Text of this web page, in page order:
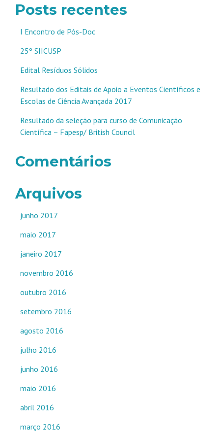
Posts recentes
I Encontro de Pós-Doc
25º SIICUSP
Edital Resíduos Sólidos
Resultado dos Editais de Apoio a Eventos Científicos e
Escolas de Ciência Avançada 2017
Resultado da seleção para curso de Comunicação
Científica – Fapesp/ British Council
Comentários
Arquivos
junho 2017
maio 2017
janeiro 2017
novembro 2016
outubro 2016
setembro 2016
agosto 2016
julho 2016
junho 2016
maio 2016
abril 2016
março 2016